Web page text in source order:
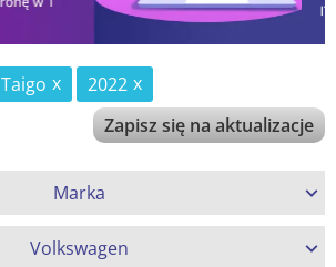
Taigo
2022
Zapisz się na aktualizacje
Marka
Volkswagen